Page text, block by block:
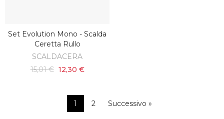
SCOPRI
Set Evolution Mono - Scalda
Ceretta Rullo
SCALDACERA
15,01 € 12,30 €
1 2 Successivo »